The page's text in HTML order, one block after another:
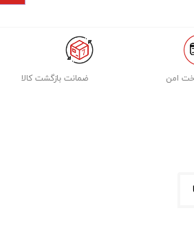
امن ضمانت بازگشت کالا